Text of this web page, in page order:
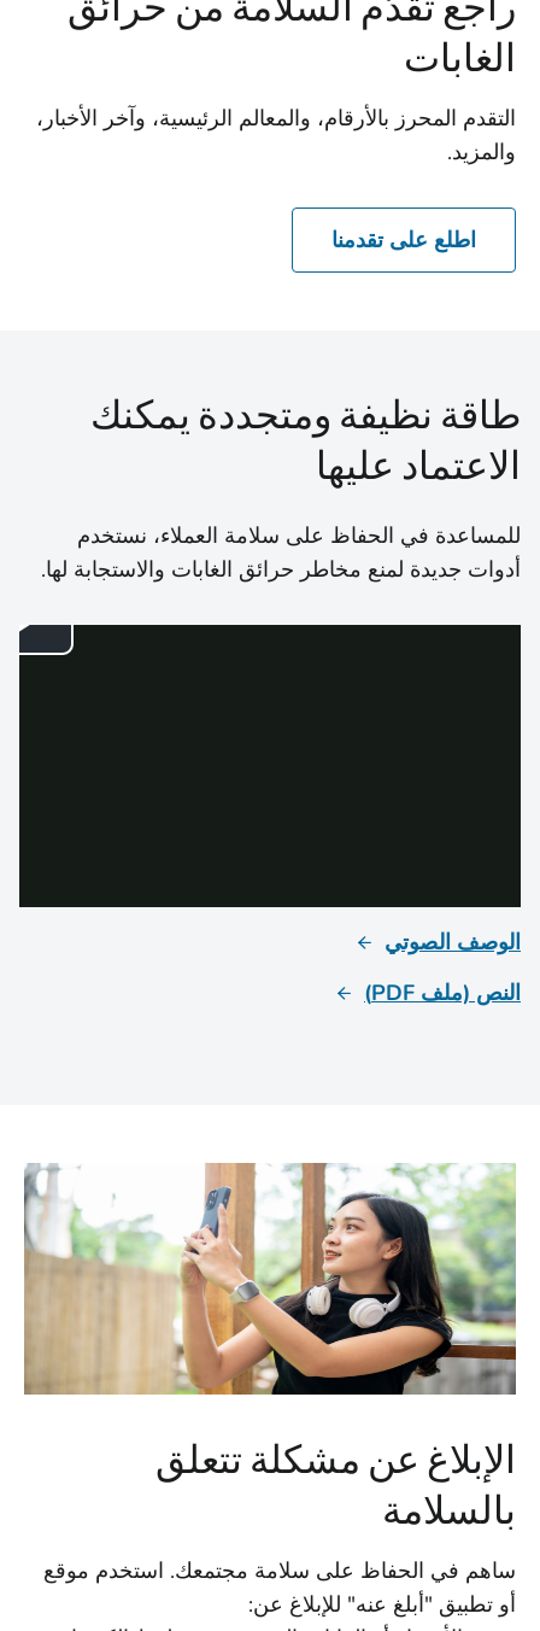
الغابات
التقدم المحرز بالأرقام، والمعالم الرئيسية، وآخر الأخبار،
والمزيد.
اطلع على تقدمنا
الوصف الصوتي
النص (ملف PDF)
طاقة نظيفة ومتجددة يمكنك
الاعتماد عليها
للمساعدة في الحفاظ على سلامة العملاء، نستخدم
أدوات جديدة لمنع مخاطر حرائق الغابات والاستجابة لها.
الإبلاغ عن مشكلة تتعلق
بالسلامة
ساهم في الحفاظ على سلامة مجتمعك. استخدم موقع
أو تطبيق "أبلغ عنه" للإبلاغ عن: